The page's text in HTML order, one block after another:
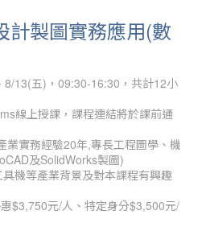
計製圖實務應用(數
13(五)，09:30-16:30，共計12小
線上授課，課程連結將於課前通
業實務經驗20年,專長工程圖學、機
及SolidWorks製圖)
機等產業背景及對本課程有興趣
$3,750元/人、特定身分$3,500元/